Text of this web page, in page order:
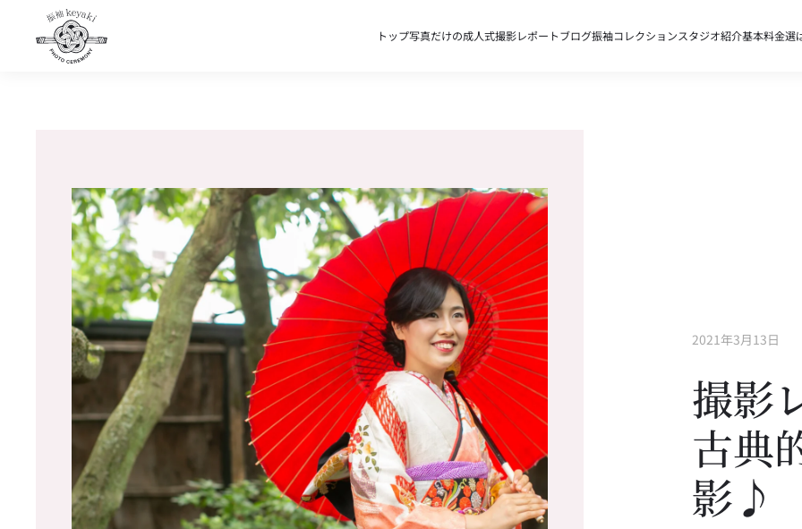
Skip to main content
トップ写真だけの成人式撮影レポートブログ振袖コレクションスタジオ紹介基本料金選
2021年3月13日
撮影
古典
影♪